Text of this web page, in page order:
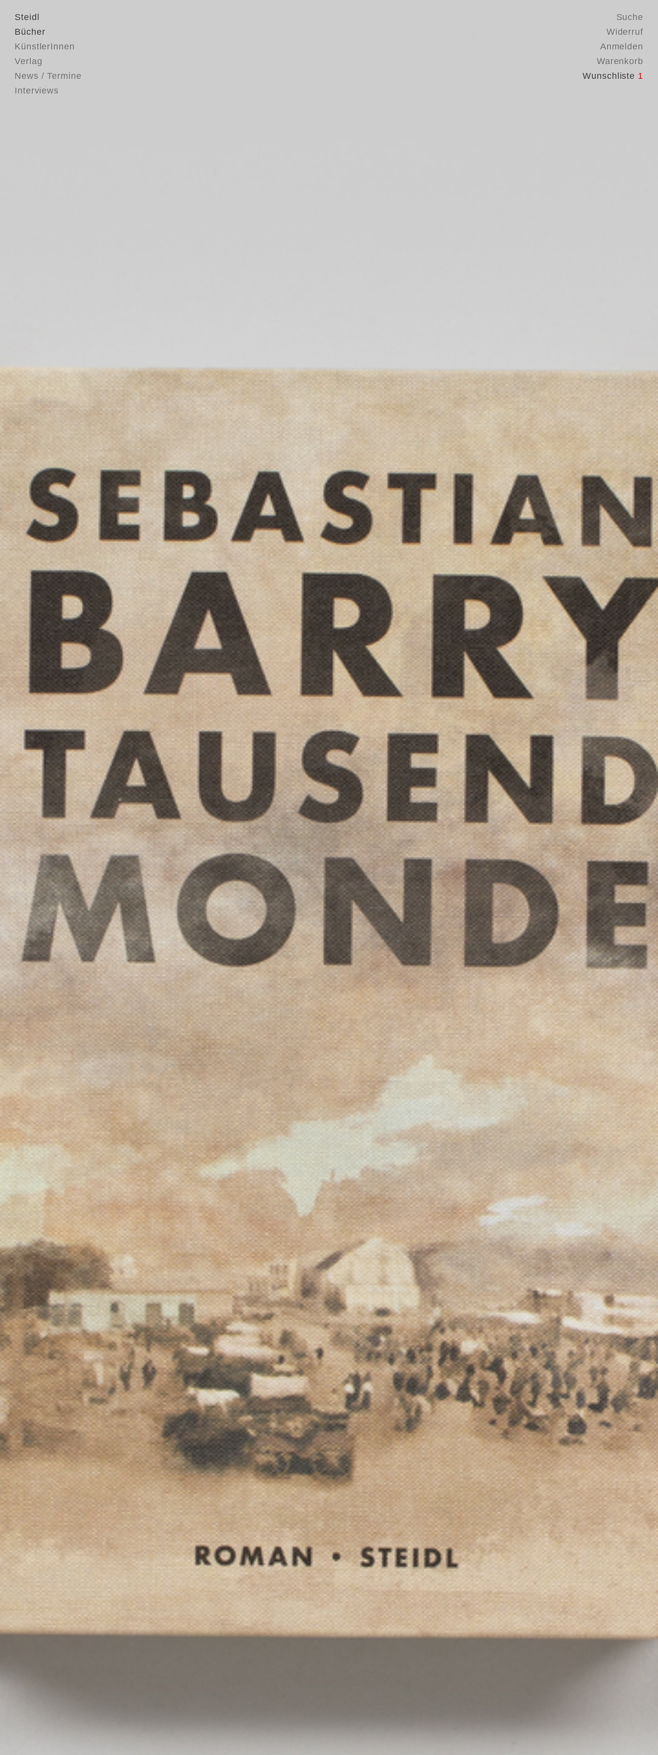
Steidl
Bücher
KünstlerInnen
Verlag
News / Termine
Interviews
Suche
Widerruf
Anmelden
Warenkorb
Wunschliste 1